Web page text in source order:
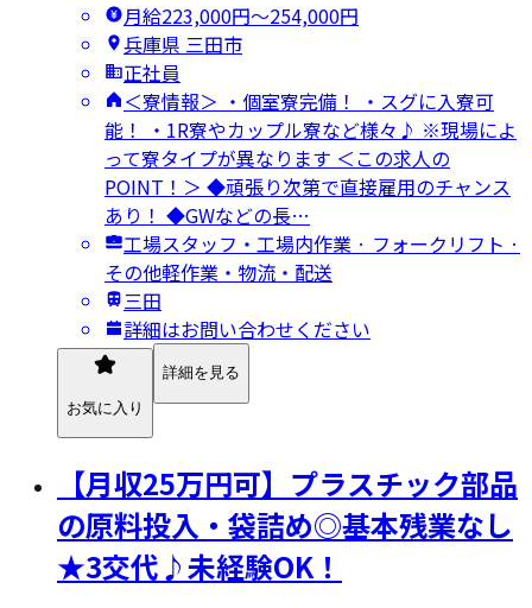
月給223,000円〜254,000円
兵庫県 三田市
正社員
＜寮情報＞ ・個室寮完備！ ・スグに入寮可
能！ ・1R寮やカップル寮など様々♪ ※現場によ
って寮タイプが異なります ＜この求人の
POINT！＞ ◆頑張り次第で直接雇用のチャンス
あり！ ◆GWなどの長…
工場スタッフ・工場内作業 · フォークリフト ·
その他軽作業・物流・配送
三田
詳細はお問い合わせください
お気に入り
詳細を見る
【月収25万円可】プラスチック部品
の原料投入・袋詰め◎基本残業なし
★3交代♪未経験OK！